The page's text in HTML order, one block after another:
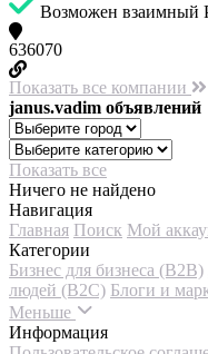
Возможен взаимный
636070
Показать все компании
janus.vadim объявлений
Показать все
Ничего не найдено
Навигация
Главная Поиск Мой
Категории
Бизнес для бизнеса (B2B)
людей (B2C) Блоги и
Меньше
Информация